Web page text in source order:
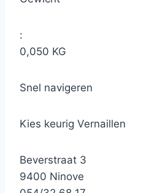
:
0,050 KG
Snel navigeren
Kies keurig Vernaillen
Beverstraat 3
9400 Ninove